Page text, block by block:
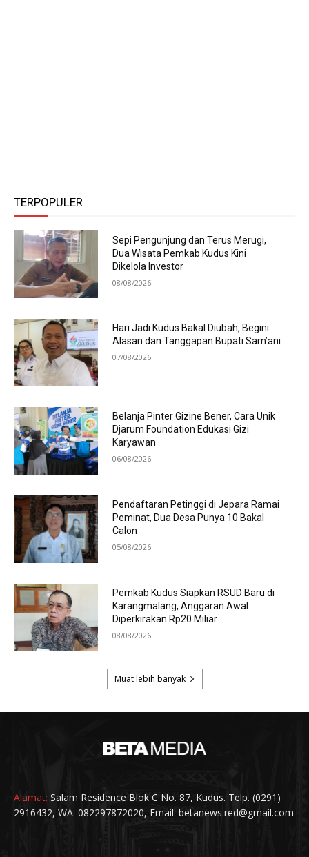
Alamat: Salam Residence Blok C No. 87, Kudus. Telp. (0291)
2916432, WA: 082297872020, Email: betanews.red@gmail.com